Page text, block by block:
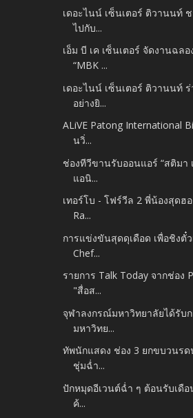
เดอะไนน์ เซ็นเตอร์ ติวานนท์
ไปกับ...
เอ็ม บี เค เซ็นเตอร์ จัดงานฉล
“MBK ...
เดอะไนน์ เซ็นเตอร์ ติวานนท์
อย่างยิ...
ALiVE Patong International
นวิ่...
ช่องทีวีขานรับออนแอร์ “สติมา
แอนิ...
เทอร์โบ - โฟร์วีล 2 พี่น้องสุดฮ
Ra...
การแข่งขันสุดดุเดือด เพื่อชิงตั๋
Chef...
รายการ Talk Today จากช่อง
"สื่อส...
จุฬาลงกรณ์มหาวิทยาลัยได้รับ
มหาวิทย...
ทัพนักแสดง ช่อง 3 ยกขบวนร
ชุ่มฉ่ำ...
ปักหมุดอีเวนต์ฉ่ำ ๆ ต้อนรับเดื
ค้...